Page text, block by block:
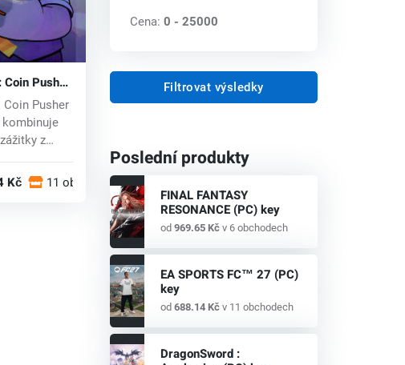
Coin Pusher
key
Coin Pusher
kombinuje
z
Kč 11 obchodech
Cena:0 - 25000
Filtrovat výsledky
Poslední produkty
FINAL FANTASY
RESONANCE (PC) key
od 969.65 Kčv 6 obchodech
EA SPORTS FC™ 27 (PC)
key
od 688.14 Kčv 11 obchodech
DragonSword :